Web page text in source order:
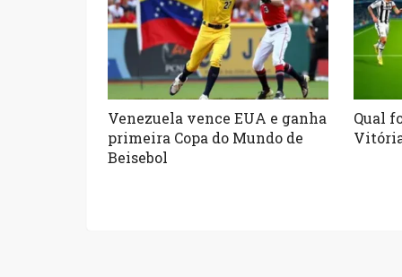
Venezuela vence EUA e ganha
primeira Copa do Mundo de
Beisebol
Qual